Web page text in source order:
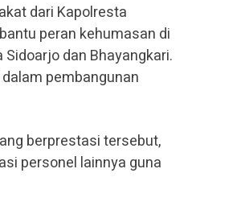
dari Kapolresta
peran kehumasan di
dan Bhayangkari.
pembangunan
berprestasi tersebut,
personel lainnya guna